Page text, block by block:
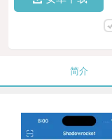
简介